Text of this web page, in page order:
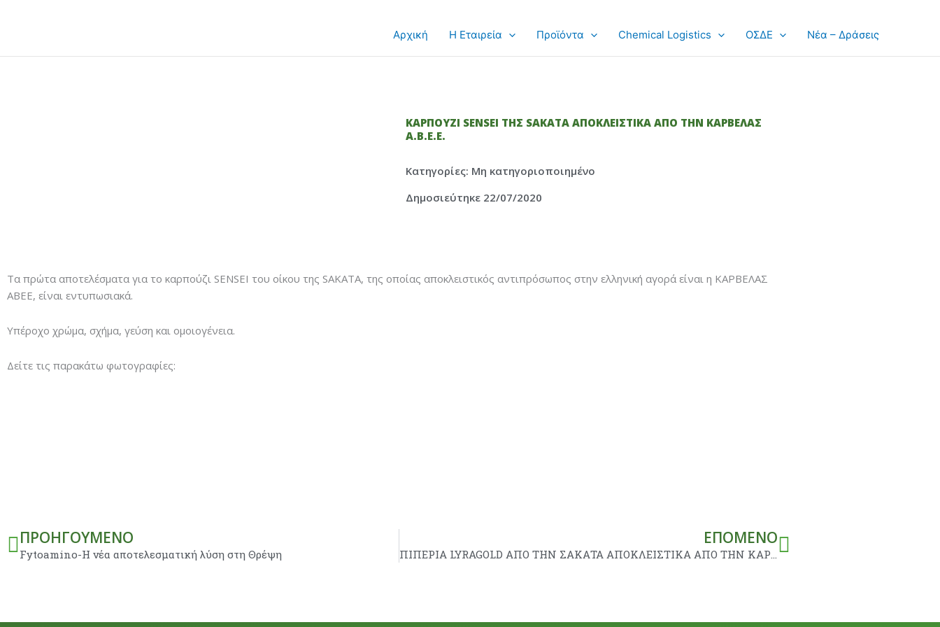
Αρχική Η Εταιρεία Προϊόντα Chemical Logistics ΟΣΔΕ Νέα – Δράσεις
ΚΑΡΠΟΥΖΙ SENSEI ΤΗΣ SAKATA ΑΠΟΚΛΕΙΣΤΙΚΑ ΑΠΟ ΤΗΝ ΚΑΡΒΕΛΑΣ
Α.Β.Ε.Ε.
Κατηγορίες: Μη κατηγοριοποιημένο
Δημοσιεύτηκε 22/07/2020
Τα πρώτα αποτελέσματα για το καρπούζι SENSEI του οίκου της SAKATA, της οποίας αποκλειστικός αντιπρόσωπος στην ελληνική αγορά είναι η ΚΑΡΒΕΛΑΣ
ΑΒΕΕ, είναι εντυπωσιακά.
Υπέροχο χρώμα, σχήμα, γεύση και ομοιογένεια.
Δείτε τις παρακάτω φωτογραφίες:
Prev
ΠΡΟΗΓΟΎΜΕΝΟ
Fytoamino-Η νέα αποτελεσματική λύση στη Θρέψη
ΕΠΌΜΕΝΟNext